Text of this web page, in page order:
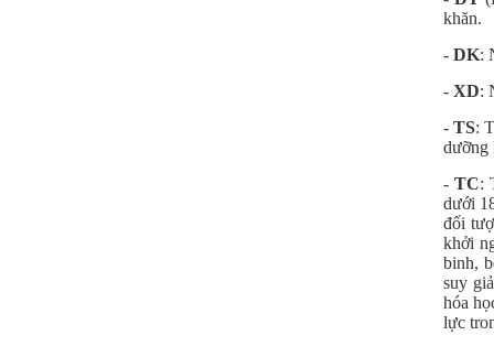
khăn.
- DK:
- XD:
-TS:
dưỡng
-TC:
dưới
đối
khởi
binh,
suy
hóa
lực